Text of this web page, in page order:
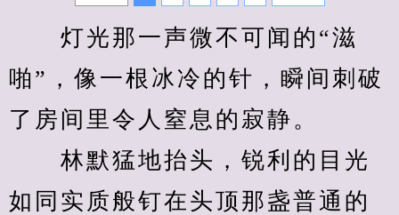
灯光那一声微不可闻的“滋
啪”，像一根冰冷的针，瞬间刺破
了房间里令人窒息的寂静。
林默猛地抬头，锐利的目光
如同实质般钉在头顶那盏普通的